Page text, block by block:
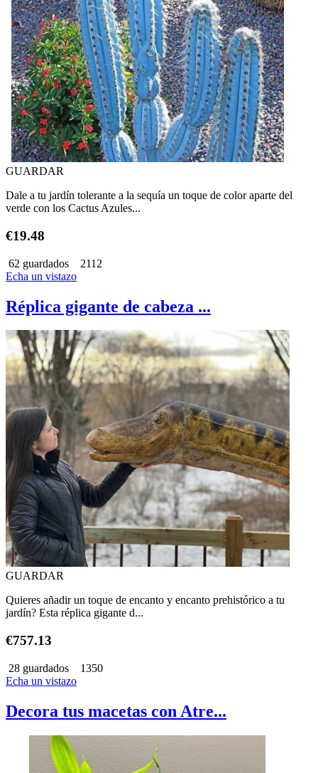
GUARDAR
Dale a tu jardín tolerante a la sequía un toque de color aparte del
verde con los Cactus Azules...
€19.48
62 guardados
2112
Echa un vistazo
Réplica gigante de cabeza ...
GUARDAR
Quieres añadir un toque de encanto y encanto prehistórico a tu
jardín? Esta réplica gigante d...
€757.13
28 guardados
1350
Echa un vistazo
Decora tus macetas con Atre...